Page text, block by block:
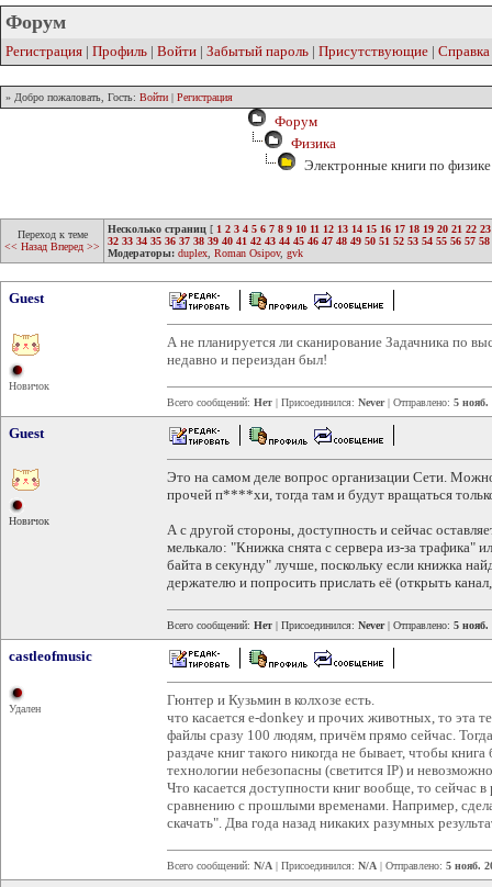
Форум
Регистрация | Профиль | Войти | Забытый пароль | Присутствующие | Справка
» Добро пожаловать, Гость: Войти | Регистрация
Форум
Физика
Электронные книги по
Переход к теме
<< Назад Вперед >>
Несколько страниц [ 1 2 3 4 5 6 7 8 9 10 11 12 13 14 15 16 17 18 19 20 21 22 23
32 33 34 35 36 37 38 39 40 41 42 43 44 45 46 47 48 49 50 51 52 53 54 55 56 57 58
Модераторы: duplex Roman Osipov, gvk
Guest
Новичок
А не планируется ли сканирование Задачника по
недавно и переиздан был!
Всего сообщений: Нет | Присоединился: Never| Отправлено: 5 нояб.
Guest
Новичок
Это на самом деле вопрос организации Сети.
прочей п****хи, тогда там и будут вращаться
А с другой стороны, доступность и сейчас
мелькало: "Книжка снята с сервера из-за трафика"
байта в секунду" лучше, поскольку если книжка
держателю и попросить прислать её (открыть
Всего сообщений: Нет | Присоединился: Never| Отправлено: 5 нояб.
castleofmusic
Удален
Гюнтер и Кузьмин в колхозе есть.
что касается е-donkey и прочих животных, то эта
файлы сразу 100 людям, причём прямо сейчас.
раздаче книг такого никогда не бывает, чтобы
технологии небезопасны (светитcя IP) и
Что касается доступности книг вообще, то сейчас
сравнению с прошлыми временами. Например,
скачать". Два года назад никаких разумных
Всего сообщений: N/A | Присоединился: N/A | Отправлено: 5 нояб.